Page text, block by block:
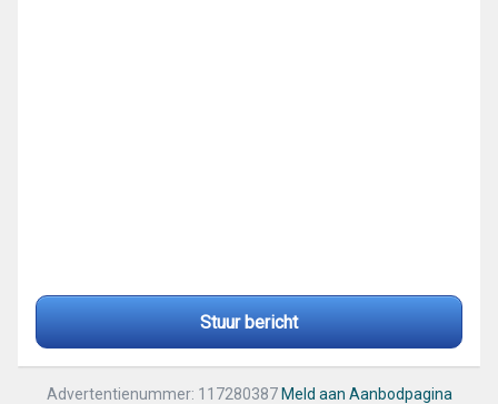
Stuur bericht
Advertentienummer: 117280387 Meld aan Aanbodpagina